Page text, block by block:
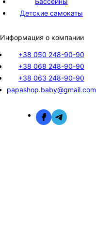
Детские самокаты
Информация о компании
+38 050 248-90-90
+38 068 248-90-90
+38 063 248-90-90
papashop.baby@gmail.com